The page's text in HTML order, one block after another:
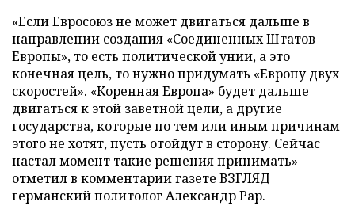
«Если Евросоюз не может двигаться дальше в
направлении создания «Соединенных Штатов
Европы», то есть политической унии, а это
конечная цель, то нужно придумать «Европу двух
скоростей». «Коренная Европа» будет дальше
двигаться к этой заветной цели, а другие
государства, которые по тем или иным причинам
этого не хотят, пусть отойдут в сторону. Сейчас
настал момент такие решения принимать» –
отметил в комментарии газете ВЗГЛЯД
германский политолог Александр Рар.